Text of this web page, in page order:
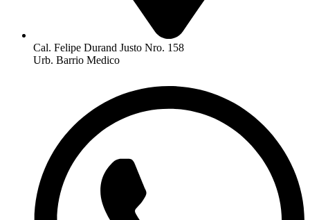
Cal. Felipe Durand Justo Nro. 158
Urb. Barrio Medico